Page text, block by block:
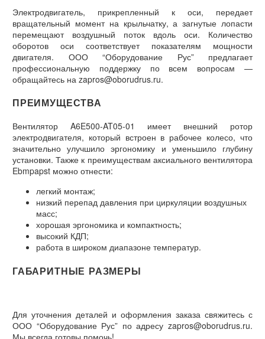
Электродвигатель, прикрепленный к оси, передает
вращательный момент на крыльчатку, а загнутые лопасти
перемещают воздушный поток вдоль оси. Количество
оборотов оси соответствует показателям мощности
двигателя. ООО “Оборудование Рус” предлагает
профессиональную поддержку по всем вопросам —
обращайтесь на zapros@oborudrus.ru.
ПРЕИМУЩЕСТВА
Вентилятор A6E500-AT05-01 имеет внешний ротор
электродвигателя, который встроен в рабочее колесо, что
значительно улучшило эргономику и уменьшило глубину
установки. Также к преимуществам аксиального вентилятора
Ebmpapst можно отнести:
легкий монтаж;
низкий перепад давления при циркуляции воздушных
масс;
хорошая эргономика и компактность;
высокий КДП;
работа в широком диапазоне температур.
ГАБАРИТНЫЕ РАЗМЕРЫ
Для уточнения деталей и оформления заказа свяжитесь с
ООО “Оборудование Рус” по адресу zapros@oborudrus.ru.
Мы всегда готовы помочь!